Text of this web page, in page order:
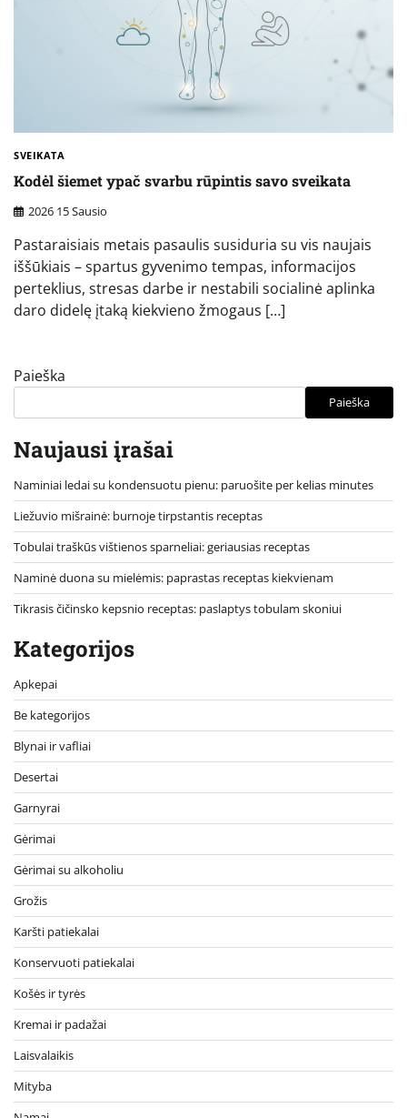
SVEIKATA
Kodėl šiemet ypač svarbu rūpintis savo sveikata
2026 15 Sausio
Pastaraisiais metais pasaulis susiduria su vis naujais
iššūkiais – spartus gyvenimo tempas, informacijos
perteklius, stresas darbe ir nestabili socialinė aplinka
daro didelę įtaką kiekvieno žmogaus […]
Paieška
Paieška
Naujausi įrašai
Naminiai ledai su kondensuotu pienu: paruošite per kelias minutes
Liežuvio mišrainė: burnoje tirpstantis receptas
Tobulai traškūs vištienos sparneliai: geriausias receptas
Naminė duona su mielėmis: paprastas receptas kiekvienam
Tikrasis čičinsko kepsnio receptas: paslaptys tobulam skoniui
Kategorijos
Apkepai
Be kategorijos
Blynai ir vafliai
Desertai
Garnyrai
Gėrimai
Gėrimai su alkoholiu
Grožis
Karšti patiekalai
Konservuoti patiekalai
Košės ir tyrės
Kremai ir padažai
Laisvalaikis
Mityba